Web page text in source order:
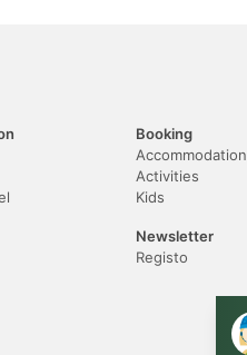
Booking
Accommodation
Activities
Kids
Newsletter
Registo